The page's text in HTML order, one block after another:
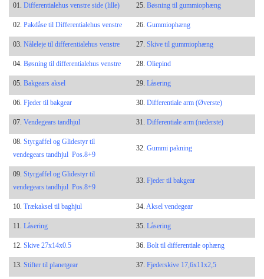
01.Differentialehus venstre side (lille) 25.Bøsning til gummiophæng
02.Pakdåse til Differentialehus venstre 26.Gummiophæng
03.Nåleleje til differentialehus venstre 27.Skive til gummiophæng
04.Bøsning til differentialehus venstre 28.Oliepind
05.Bakgears aksel 29.Låsering
06.Fjeder til bakgear 30.Differentiale arm (Øverste)
07.Vendegears tandhjul 31.Differentiale arm (nederste)
08.Styrgaffel og Glidestyr til
vendegears tandhjul Pos.8+9
32.Gummi pakning
09.Styrgaffel og Glidestyr til
vendegears tandhjul Pos.8+9
33.Fjeder til bakgear
10.Trækaksel til baghjul 34. Aksel vendegear
11.Låsering 35.Låsering
12.Skive 27x14x0.5 36.Bolt til differentiale ophæng
13.Stifter til planetgear 37.Fjederskive 17,6x11x2,5